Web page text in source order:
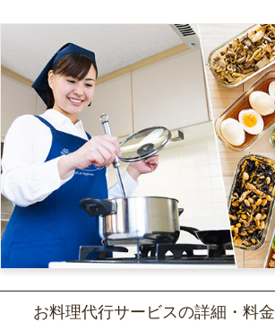
お料理代行サービスの詳細・料金